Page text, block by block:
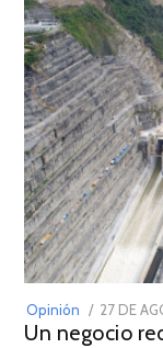
Opinión
POSTED
ON
27 DE
Un negocio